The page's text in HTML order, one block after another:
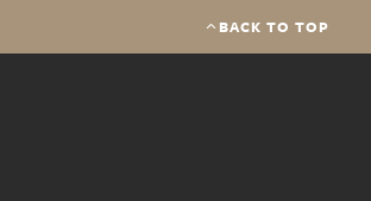
BACK TO TOP